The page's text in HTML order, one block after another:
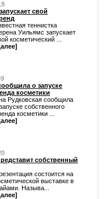
свой
теннистка
Уильямс запускает
косметический ...
о запуске
косметики
Рудковская сообщила
собственного
косметики ...
собственный
состоится на
выставке в
Называ...